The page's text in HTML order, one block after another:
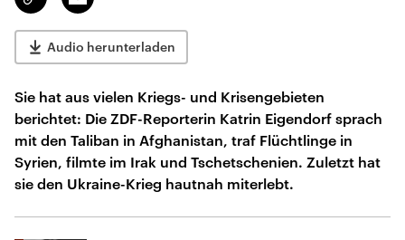
kopieren/teilen
Audio herunterladen
Sie hat aus vielen Kriegs- und Krisengebieten
berichtet: Die ZDF-Reporterin Katrin Eigendorf sprach
mit den Taliban in Afghanistan, traf Flüchtlinge in
Syrien, filmte im Irak und Tschetschenien. Zuletzt hat
sie den Ukraine-Krieg hautnah miterlebt.